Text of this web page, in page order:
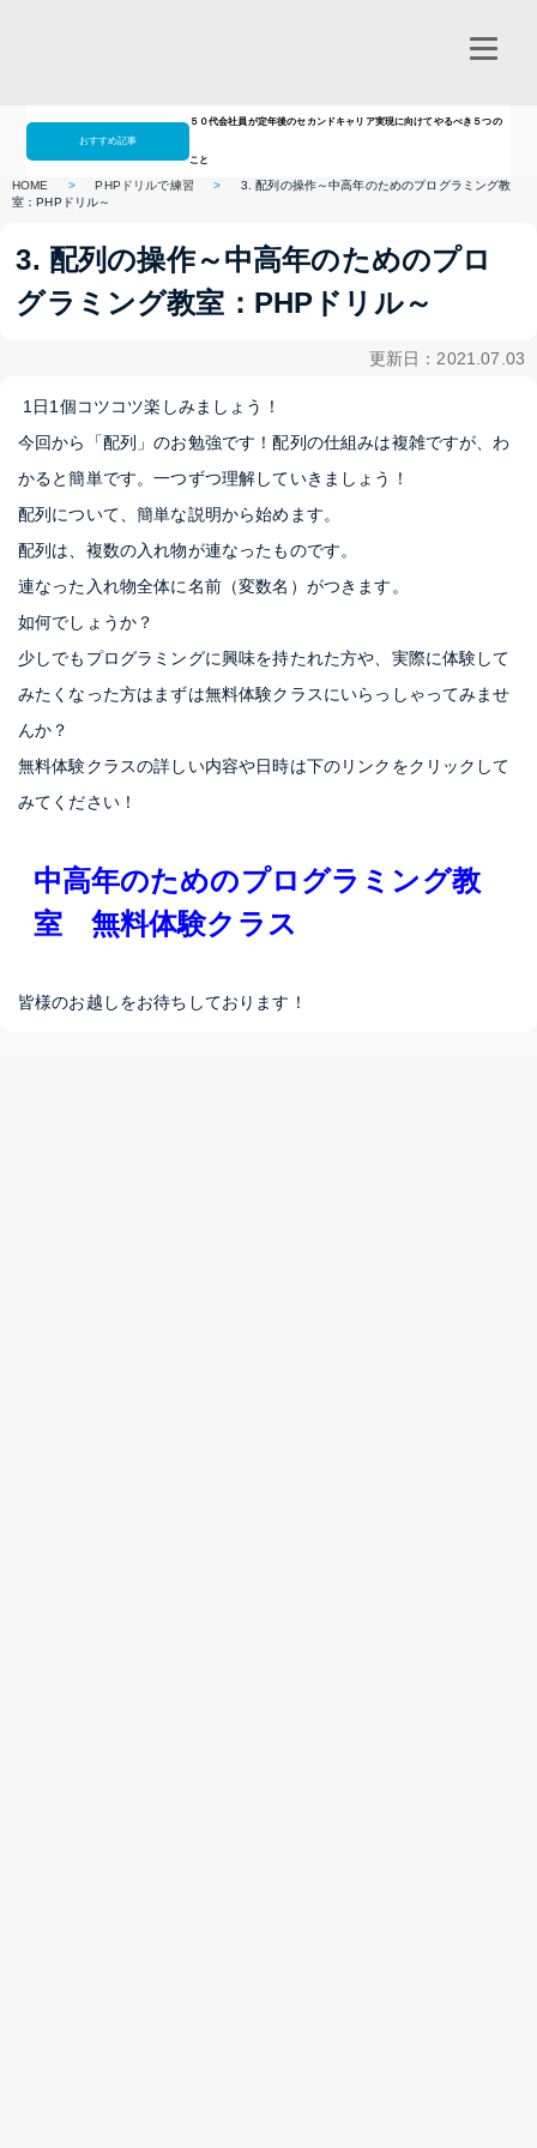
おすすめ記事
５０代会社員が定年後のセカンドキャリア実現に向けてやるべき５つの
こと
HOME > PHPドリルで練習 >
3. 配列の操作～中高年のためのプログラミング教
室：PHPドリル～
3. 配列の操作～中高年のためのプロ
グラミング教室：PHPドリル～
更新日：2021.07.03
1日1個コツコツ楽しみましょう！
今回から「配列」のお勉強です！配列の仕組みは複雑ですが、わ
かると簡単です。一つずつ理解していきましょう！
配列について、簡単な説明から始めます。
配列は、複数の入れ物が連なったものです。
連なった入れ物全体に名前（変数名）がつきます。
如何でしょうか？
少しでもプログラミングに興味を持たれた方や、実際に体験して
みたくなった方はまずは無料体験クラスにいらっしゃってみませ
んか？
無料体験クラスの詳しい内容や日時は下のリンクをクリックして
みてください！
中高年のためのプログラミング教
室 無料体験クラス
皆様のお越しをお待ちしております！